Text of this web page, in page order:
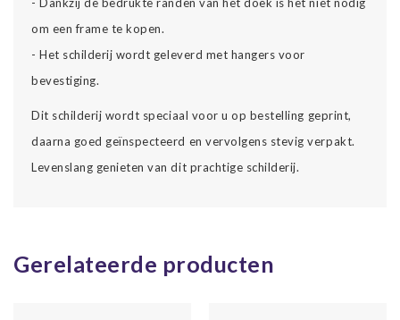
om een frame te kopen.
- Het schilderij wordt geleverd met hangers voor
bevestiging.
Dit schilderij wordt speciaal voor u op bestelling geprint,
daarna goed geïnspecteerd en vervolgens stevig verpakt.
Levenslang genieten van dit prachtige schilderij.
Gerelateerde producten